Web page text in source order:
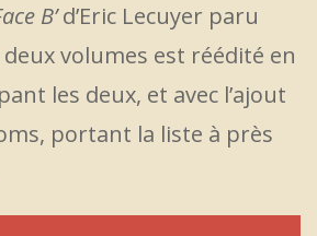
B’d’Eric Lecuyer paru
volumes est réédité en
les deux, et avec l’ajout
portant la liste à près